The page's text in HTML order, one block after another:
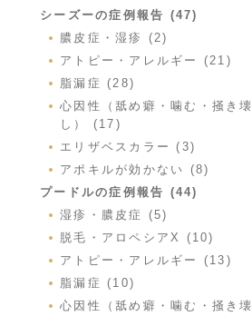
シーズーの症例報告 (47)
膿皮症・湿疹 (2)
アトピー・アレルギー (21)
脂漏症 (28)
心因性（舐め癖・噛む・掻き壊
し） (17)
エリザベスカラー (3)
アポキルが効かない (8)
プードルの症例報告 (44)
湿疹・膿皮症 (5)
脱毛・アロペシアX (10)
アトピー・アレルギー (13)
脂漏症 (10)
心因性（舐め癖・噛む・掻き壊